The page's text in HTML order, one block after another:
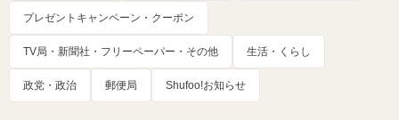
プレゼントキャンペーン・クーポン
TV局・新聞社・フリーペーパー・その他 生活・くらし
政党・政治 郵便局 Shufoo!お知らせ